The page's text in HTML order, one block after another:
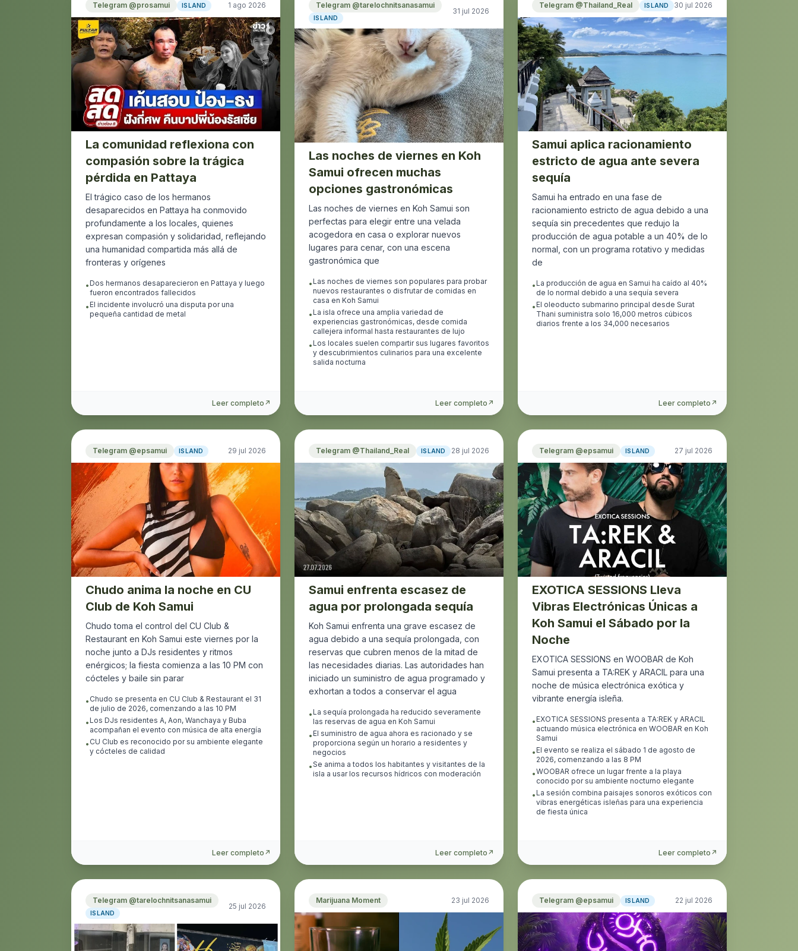
Telegram @prosamui ISLAND 1 ago 2026
La comunidad reflexiona con
compasión sobre la trágica
pérdida en Pattaya
El trágico caso de los hermanos
desaparecidos en Pattaya ha conmovido
profundamente a los locales, quienes
expresan compasión y solidaridad, reflejando
una humanidad compartida más allá de
fronteras y orígenes
•Dos hermanos desaparecieron en Pattaya y luego
fueron encontrados fallecidos
•El incidente involucró una disputa por una
pequeña cantidad de metal
Leer completo ↗
Telegram @tarelochnitsanasamui
ISLAND
31 jul 2026
Las noches de viernes en Koh
Samui ofrecen muchas
opciones gastronómicas
Las noches de viernes en Koh Samui son
perfectas para elegir entre una velada
acogedora en casa o explorar nuevos
lugares para cenar, con una escena
gastronómica que
•Las noches de viernes son populares para probar
nuevos restaurantes o disfrutar de comidas en
casa en Koh Samui
•La isla ofrece una amplia variedad de
experiencias gastronómicas, desde comida
callejera informal hasta restaurantes de lujo
•Los locales suelen compartir sus lugares favoritos
y descubrimientos culinarios para una excelente
salida nocturna
Leer completo ↗
Telegram @Thailand_Real ISLAND 30 jul 2026
Samui aplica racionamiento
estricto de agua ante severa
sequía
Samui ha entrado en una fase de
racionamiento estricto de agua debido a una
sequía sin precedentes que redujo la
producción de agua potable a un 40% de lo
normal, con un programa rotativo y medidas
de
•La producción de agua en Samui ha caído al 40%
de lo normal debido a una sequía severa
•El oleoducto submarino principal desde Surat
Thani suministra solo 16,000 metros cúbicos
diarios frente a los 34,000 necesarios
Leer completo ↗
Telegram @epsamui ISLAND 29 jul 2026
Chudo anima la noche en CU
Club de Koh Samui
Chudo toma el control del CU Club &
Restaurant en Koh Samui este viernes por la
noche junto a DJs residentes y ritmos
enérgicos; la fiesta comienza a las 10 PM con
cócteles y baile sin parar
• Chudo se presenta en CU Club & Restaurant el 31
de julio de 2026, comenzando a las 10 PM
•Los DJs residentes A, Aon, Wanchaya y Buba
acompañan el evento con música de alta energía
• CU Club es reconocido por su ambiente elegante
y cócteles de calidad
Leer completo ↗
Telegram @Thailand_Real ISLAND 28 jul 2026
Samui enfrenta escasez de
agua por prolongada sequía
Koh Samui enfrenta una grave escasez de
agua debido a una sequía prolongada, con
reservas que cubren menos de la mitad de
las necesidades diarias. Las autoridades han
iniciado un suministro de agua programado y
exhortan a todos a conservar el agua
•La sequía prolongada ha reducido severamente
las reservas de agua en Koh Samui
•El suministro de agua ahora es racionado y se
proporciona según un horario a residentes y
negocios
•Se anima a todos los habitantes y visitantes de la
isla a usar los recursos hídricos con moderación
Leer completo ↗
Telegram @epsamui ISLAND 27 jul 2026
EXOTICA SESSIONS Lleva
Vibras Electrónicas Únicas a
Koh Samui el Sábado por la
Noche
EXOTICA SESSIONS en WOOBAR de Koh
Samui presenta a TA:REK y ARACIL para una
noche de música electrónica exótica y
vibrante energía isleña.
•EXOTICA SESSIONS presenta a TA:REK y ARACIL
actuando música electrónica en WOOBAR en Koh
Samui
•El evento se realiza el sábado 1 de agosto de
2026, comenzando a las 8 PM
•WOOBAR ofrece un lugar frente a la playa
conocido por su ambiente nocturno elegante
•La sesión combina paisajes sonoros exóticos con
vibras energéticas isleñas para una experiencia
de fiesta única
Leer completo ↗
Telegram @tarelochnitsanasamui
ISLAND
25 jul 2026
Marijuana Moment 23 jul 2026 Telegram @epsamui ISLAND 22 jul 2026